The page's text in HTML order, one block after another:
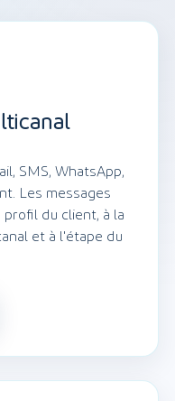
SMS, WhatsApp,
Les messages
du client, à la
et à l'étape du